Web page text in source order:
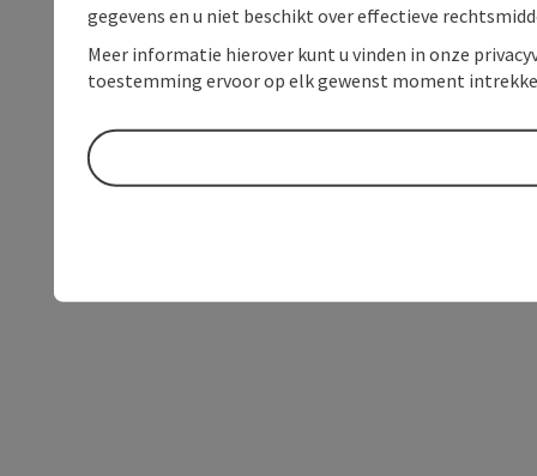
gegevens en u niet beschikt over effectieve
Meer informatie hierover kunt u vinden in onze
toestemming ervoor op elk gewenst moment